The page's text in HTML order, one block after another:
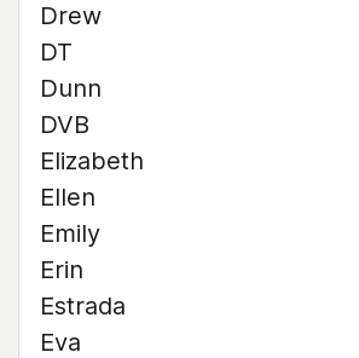
Drew
DT
Dunn
DVB
Elizabeth
Ellen
Emily
Erin
Estrada
Eva